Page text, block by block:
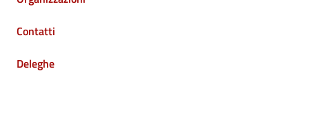
Contatti
Deleghe